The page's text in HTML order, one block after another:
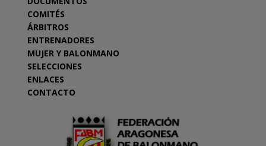
COMITÉS
ÁRBITROS
ENTRENADORES
MUJER Y BALONMANO
SELECCIONES
ENLACES
CONTACTO